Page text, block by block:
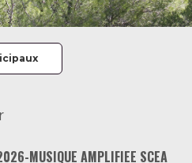
MUSIQUE AMPLIFIEE SCEA